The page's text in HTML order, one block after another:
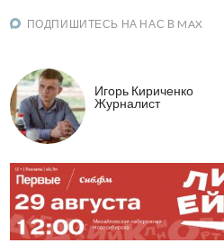
ПОДПИШИТЕСЬ НА НАС В MAX
Игорь Кириченко
Журналист